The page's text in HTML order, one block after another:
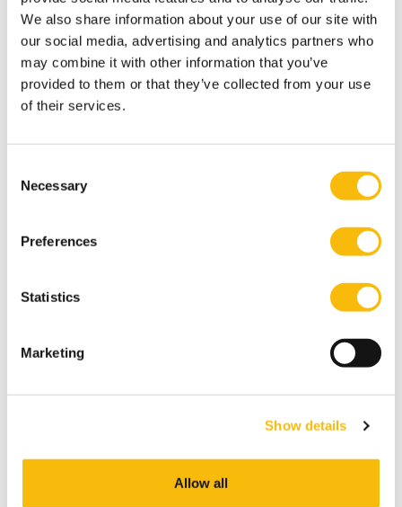
We also share information about your use of our site with
our social media, advertising and analytics partners who
may combine it with other information that you’ve
provided to them or that they’ve collected from your use
of their services.
Selection
Necessary
Preferences
Statistics
Marketing
Show details
Allow all
Breed publiek met concrete impact
De resultaten van het onderzoek zijn internationaal
wijdverspreid. Zo heeft het onderzoeksteam aan tafel
gezeten met toezichthouders, academici,
kredietbeoordelaars en wetgevende instanties. “Dit
effectief verspreiden”, vertelt Van Breemen.
contact met ons op om te bespreken wat de
implicaties zijn van onze onderzoeksresultaten voor
onderzoek meerdere malen wereldwijd gepresenteerd
verschillende wetenschappelijke tijdschriften en in de
Disclaimer: De geuite meningen zijn die van de
auteurs en komen niet noodzakelijk overeen met die
van de Europese Centrale Bank.